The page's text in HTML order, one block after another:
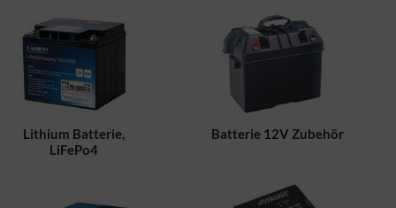
Lithium Batterie,
LiFePo4
Batterie 12V Zubehör